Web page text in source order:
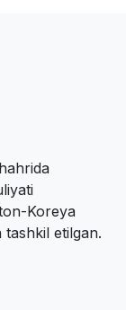
Koreya
tashkil etilgan.